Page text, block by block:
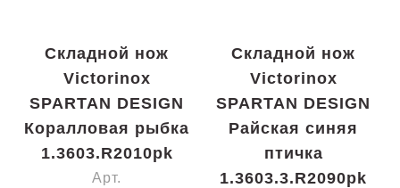
Складной нож
Victorinox
SPARTAN DESIGN
Коралловая рыбка
1.3603.R2010pk
Арт.
Складной нож
Victorinox
SPARTAN DESIGN
Райская синяя
птичка
1.3603.3.R2090pk